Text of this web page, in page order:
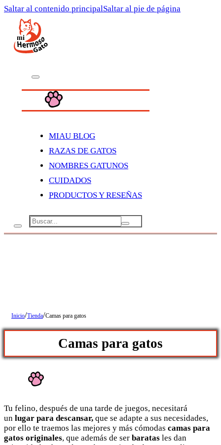
Saltar al contenido principalSaltar al pie de página
MIAU BLOG
RAZAS DE GATOS
NOMBRES GATUNOS
CUIDADOS
PRODUCTOS Y RESEÑAS
Buscar
Inicio/Tienda/Camas para gatos
Camas para gatos
Tu felino, después de una tarde de juegos, necesitará
un lugar para descansar, que se adapte a sus necesidades,
por ello te traemos las mejores y más cómodas camas para
gatos originales, que además de ser baratas les dan